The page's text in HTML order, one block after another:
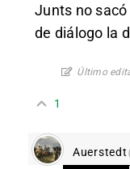
Junts no sacó
de diálogo la
Último
1
Auerstedt